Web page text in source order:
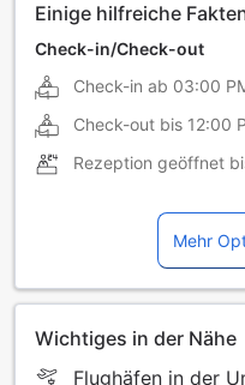
Einige hilfreiche
Check-in/Check-out
Check-in ab 03:00
Check-out bis 12:00
Rezeption geöffnet
Mehr
Wichtiges in der Nähe
Flughäfen in der